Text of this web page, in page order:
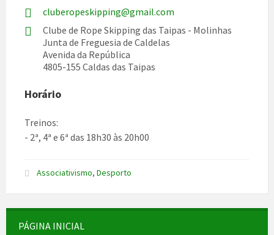
cluberopeskipping@gmail.com
Clube de Rope Skipping das Taipas - Molinhas
Junta de Freguesia de Caldelas
Avenida da República
4805-155 Caldas das Taipas
Horário
Treinos:
- 2ª, 4ª e 6ª das 18h30 às 20h00
Associativismo, Desporto
PÁGINA INICIAL